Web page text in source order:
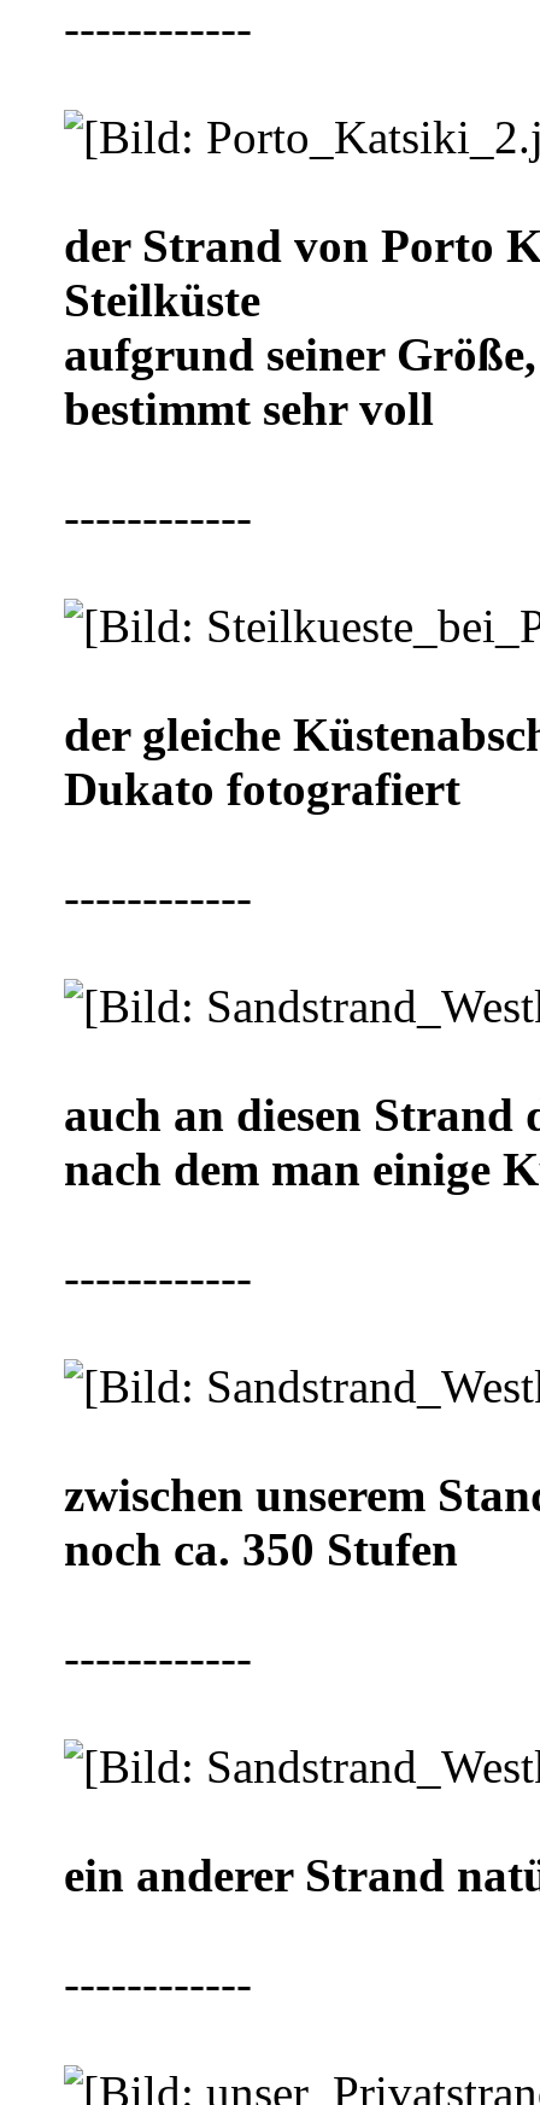
------------
der Strand von Porto
Steilküste
aufgrund seiner
bestimmt sehr voll
------------
der gleiche
Dukato fotografiert
------------
auch an diesen Strand
nach dem man einige
------------
zwischen unserem
noch ca. 350 Stufen
------------
ein anderer Strand
------------